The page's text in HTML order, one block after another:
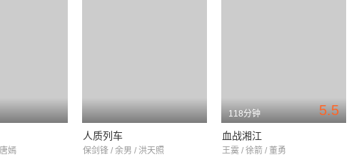
嫣
人质列车
保剑锋 / 余男 / 洪天照
5.5
118分钟
血战湘江
王霙 / 徐箭 / 董勇